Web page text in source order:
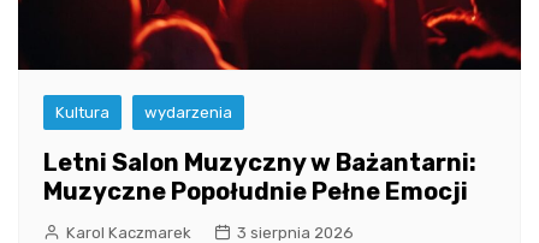
Kultura wydarzenia
Letni Salon Muzyczny w Bażantarni:
Muzyczne Popołudnie Pełne Emocji
Karol Kaczmarek 3 sierpnia 2026